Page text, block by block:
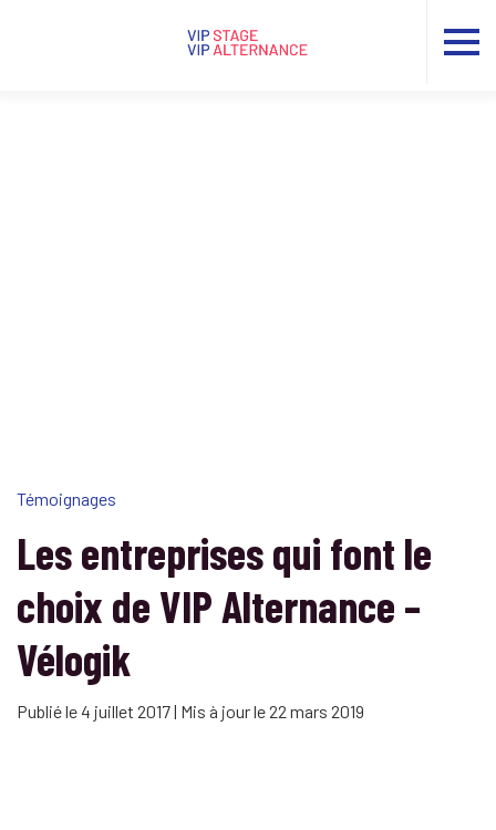
Témoignages
Les entreprises qui font le
choix de VIP Alternance –
Vélogik
Publié le 4 juillet 2017 | Mis à jour le 22 mars 2019